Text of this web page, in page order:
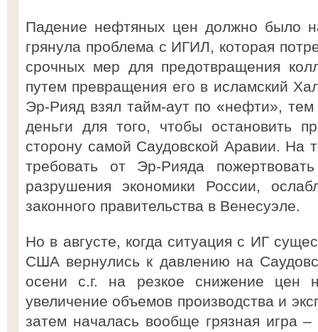
Падение нефтяных цен должно было
грянула проблема с ИГИЛ, которая
срочных мер для предотвращения
путем превращения его в исламский
Эр-Рияд взял тайм-аут по «нефти»,
деньги для того, чтобы остановить
сторону самой Саудовской Аравии. На
требовать от Эр-Рияда
разрушения экономики России,
законного правительства в Венесуэле.
Но в августе, когда ситуация с ИГ
США вернулись к давлению на
осени с.г. на резкое снижение цен
увеличение объемов производства и
затем началась вообще грязная игра